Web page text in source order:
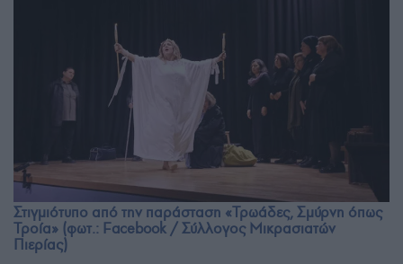
Στιγμιότυπο από την παράσταση «Τρωάδες, Σμύρνη όπως
Τροία» (φωτ.: Facebook / Σύλλογος Μικρασιατών
Πιερίας)